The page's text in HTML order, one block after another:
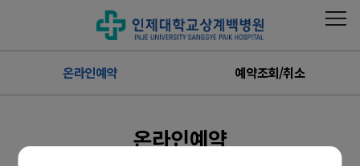
온라인예약 예약조회/취소
온라인예약